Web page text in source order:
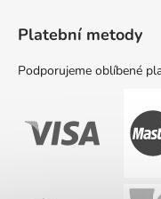
Platební metody
Podporujeme oblíbené